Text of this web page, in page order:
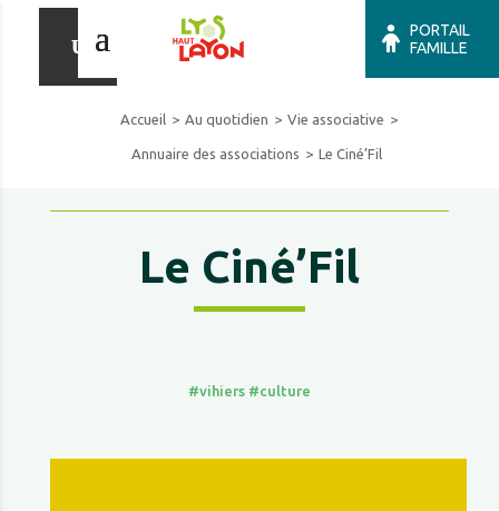
PORTAIL
FAMILLE
Accueil Au quotidien Vie associative
Annuaire des associations Le Ciné’Fil
Le Ciné’Fil
#vihiers #culture